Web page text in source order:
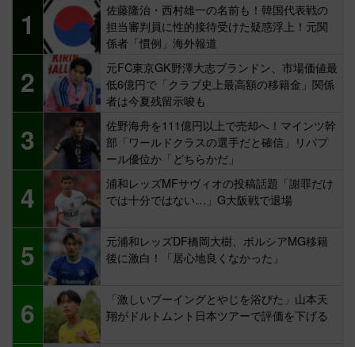
1
佐藤隆治・西村雄一の名前も！韓国代表戦の
担当審判員に性的接待受けた疑惑浮上！元関
係者「慣例」海外報道
2
元FC東京GK野澤大志ブランドン、市場価値最
低6億円で「クラブ史上最高額の移籍金」関係
者は今夏残留示唆も
3
佐野海舟を111億円以上で売却へ！マインツ幹
部「ワールドクラスの選手だと確信」リバプ
ール優位か「どちらかだ」
4
浦和レッズMFサヴィオの投稿話題「謝罪だけ
では十分ではない…」G大阪戦で退場
5
元浦和レッズDF橋岡大樹、ボルシアMG移籍
後に激白！「居心地良くなかった」
6
「激しいブーイングとやじを浴びた」山本天
翔がドルトムント日本ツアーで評価を下げる